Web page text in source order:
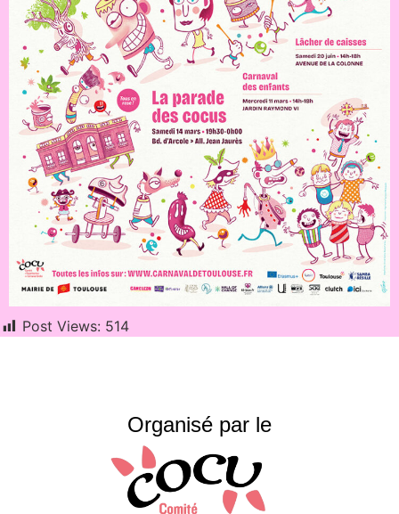
Post Views: 514
Organisé par le